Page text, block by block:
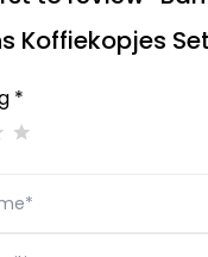
Koffiekopjes
*